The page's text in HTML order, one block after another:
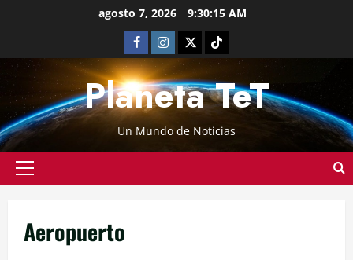
agosto 7, 2026 9:30:15 AM
Planeta TeT
Un Mundo de Noticias
Aeropuerto